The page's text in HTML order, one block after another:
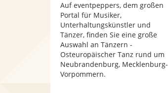
Auf eventpeppers, dem großen
Portal für Musiker,
Unterhaltungskünstler und
Tänzer, finden Sie eine große
Auswahl an Tänzern -
Osteuropäischer Tanz rund um
Neubrandenburg, Mecklenburg-
Vorpommern.